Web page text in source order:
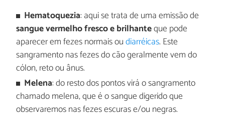
Hematoquezia: aqui se trata de uma emissão de
sangue vermelho fresco e brilhanteque pode
aparecer em fezes normais oudiarréicas. Este
sangramento nas fezes do cão geralmente vem do
cólon, reto ou ânus.
Melena: do resto dos pontos virá o sangramento
chamado melena, que é o sangue digerido que
observaremos nas fezes escuras e/ou negras.